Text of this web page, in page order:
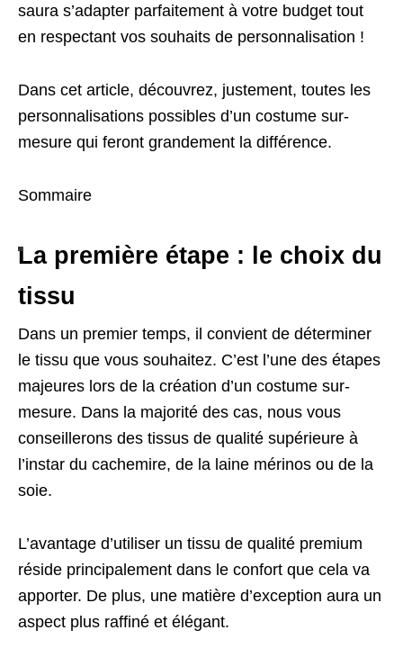
saura s’adapter parfaitement à votre budget tout
en respectant vos souhaits de personnalisation !
Dans cet article, découvrez, justement, toutes les
personnalisations possibles d’un costume sur-
mesure qui feront grandement la différence.
Sommaire
La première étape : le choix du
tissu
Dans un premier temps, il convient de déterminer
le tissu que vous souhaitez. C’est l’une des étapes
majeures lors de la création d’un costume sur-
mesure. Dans la majorité des cas, nous vous
conseillerons des tissus de qualité supérieure à
l’instar du cachemire, de la laine mérinos ou de la
soie.
L’avantage d’utiliser un tissu de qualité premium
réside principalement dans le confort que cela va
apporter. De plus, une matière d’exception aura un
aspect plus raffiné et élégant.